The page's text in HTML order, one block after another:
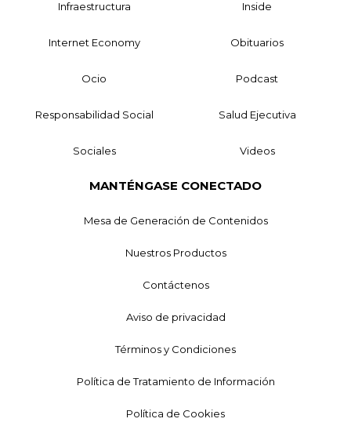
Infraestructura Inside
Internet Economy Obituarios
Ocio Podcast
Responsabilidad Social Salud Ejecutiva
Sociales Videos
MANTÉNGASE CONECTADO
Mesa de Generación de Contenidos
Nuestros Productos
Contáctenos
Aviso de privacidad
Términos y Condiciones
Política de Tratamiento de Información
Política de Cookies